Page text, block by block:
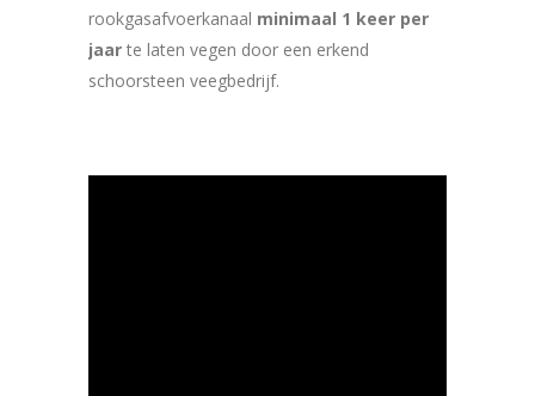
rookgasafvoerkanaal minimaal 1 keer per
jaar te laten vegen door een erkend
schoorsteen veegbedrijf.